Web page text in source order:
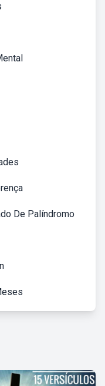
De Palíndromo